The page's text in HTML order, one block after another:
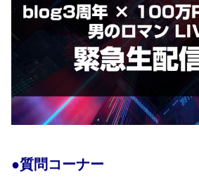
●質問コーナー